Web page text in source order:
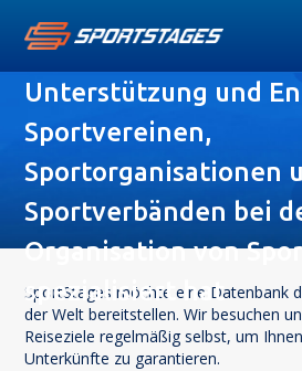
sein, der sich auf die
Unterstützung und
Sportvereinen,
Sportorganisationen
Sportverbänden bei
Organisation von
spezialisiert hat
SportStages möchte eine Datenbank
der Welt bereitstellen. Wir besuchen
Reiseziele regelmäßig selbst, um
Unterkünfte zu garantieren.